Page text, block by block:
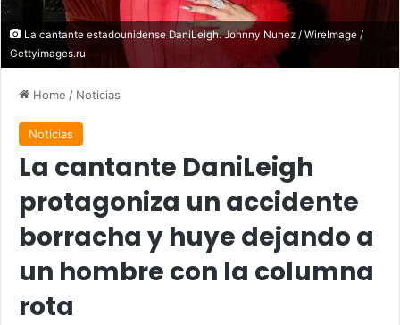
La cantante estadounidense DaniLeigh. Johnny Nunez / WireImage /
Gettyimages.ru
Home / Noticias
Noticias
La cantante DaniLeigh
protagoniza un accidente
borracha y huye dejando a
un hombre con la columna
rota